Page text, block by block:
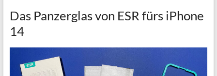
Das Panzerglas von ESR fürs iPhone
14